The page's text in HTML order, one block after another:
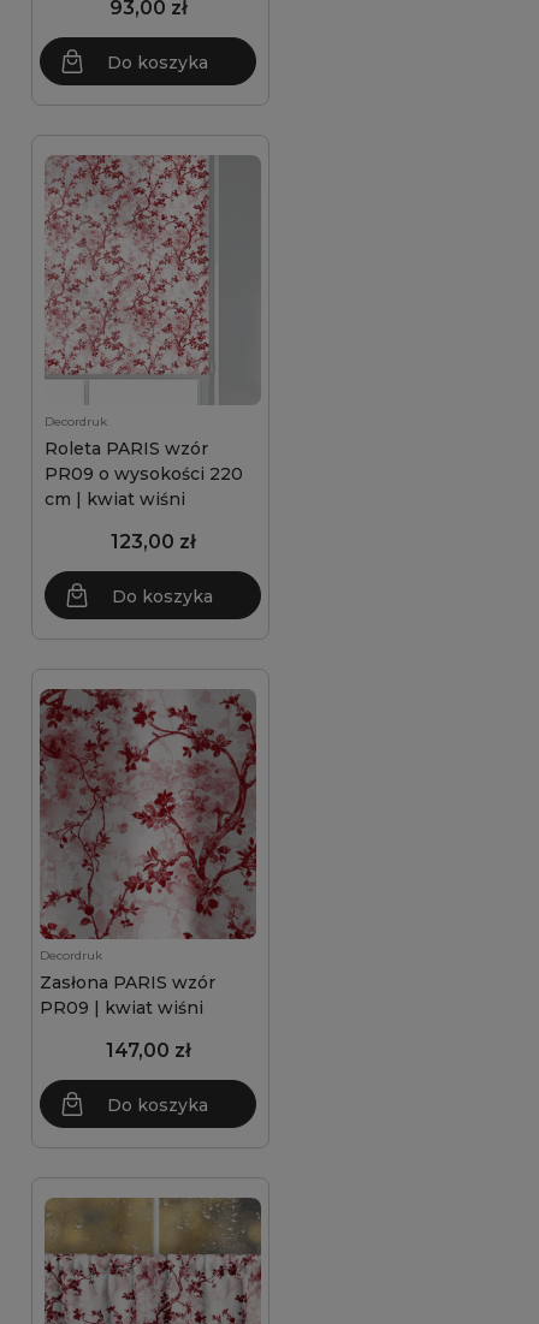
93,00 zł
Do koszyka
Decordruk
Roleta PARIS wzór
PR09 o wysokości 220
cm | kwiat wiśni
123,00 zł
Do koszyka
Decordruk
Zasłona PARIS wzór
PR09 | kwiat wiśni
147,00 zł
Do koszyka